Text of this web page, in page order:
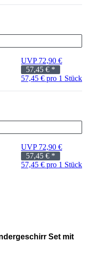
UVP 72,90 €
57,45 € *
57,45 € pro 1 Stück
UVP 72,90 €
57,45 € *
57,45 € pro 1 Stück
Set mit